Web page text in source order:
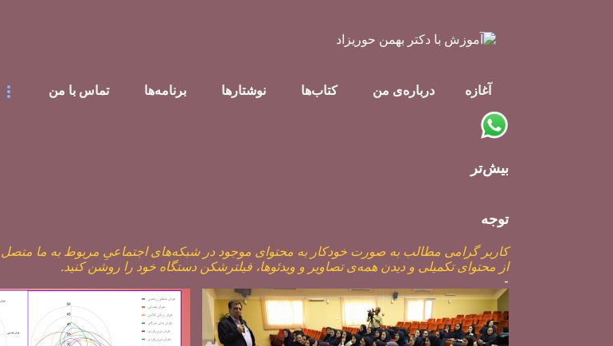
آغازه درباره‌ی من کتاب‌ها نوشتار‌ها برنامه‌ها تماس با من
بیش‌تر
توجه
کاربر گرامی مطالب به صورت خودکار به محتوای موجود در شبکه‌های اجتماعیِ مربوط به ما
از محتوای تکمیلی و دیدن همه‌ی تصاویر و ویدئوها، فیلترشکن دستگاه خود را روشن کنید.
پ
س
-